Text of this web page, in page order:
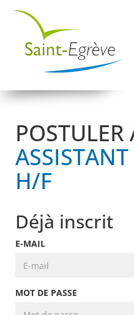
POSTULER
H/F
Déjà inscrit
E-MAIL
MOT DE PASSE